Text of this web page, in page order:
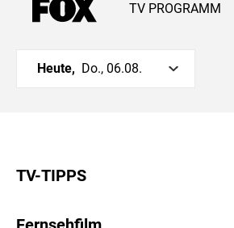
TV PROGRAMM
Heute, Do., 06.08.
TV-TIPPS